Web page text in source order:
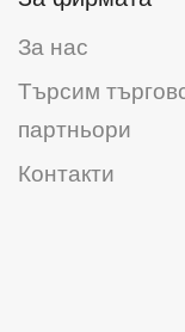
За нас
Търсим
партньори
Контакти